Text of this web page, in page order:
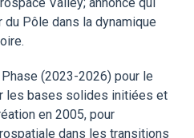
Pôle dans la dynamique
(2023-2026) pour le
les bases solides initiées et
en 2005, pour
dans les transitions